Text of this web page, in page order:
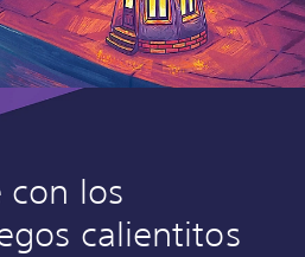
con los
calientitos